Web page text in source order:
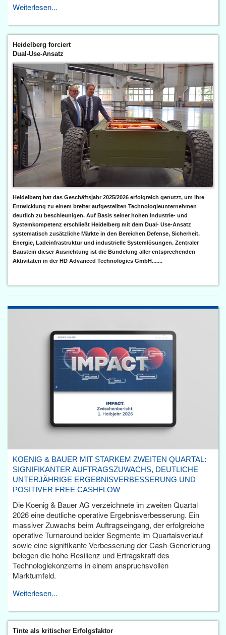
Weiterlesen...
Heidelberg forciert
Dual-Use-Ansatz
Heidelberg hat das Geschäftsjahr 2025/2026 erfolgreich genutzt, um ihre
Entwicklung zu einem breiter aufgestellten Technologieunternehmen
deutlich zu beschleunigen. Auf Basis seiner hohen Industrie- und
Systemkompetenz erschließt Heidelberg mit dem Dual- Use-Ansatz
systematisch zusätzliche Märkte in den Bereichen Defense, Sicherheit,
Energie, Ladeinfrastruktur und industrielle Systemlösungen. Zentraler
Baustein dieser Ausrichtung ist die Bündelung aller entsprechenden
Aktivitäten in der HD Advanced Technologies GmbH.......
KOENIG & BAUER MIT STARKEM ZWEITEN QUARTAL:
SIGNIFIKANTER AUFTRAGSZUWACHS, DEUTLICHE
UNTERJÄHRIGE ERGEBNISVERBESSERUNG UND
POSITIVER FREE CASHFLOW
Die Koenig & Bauer AG verzeichnete im zweiten Quartal
2026 eine deutliche operative Ergebnisverbesserung. Ein
massiver Zuwachs beim Auftragseingang, der erfolgreiche
operative Turnaround beider Segmente im Quartalsverlauf
sowie eine signifikante Verbesserung der Cash-Generierung
belegen die hohe Resilienz und Ertragskraft des
Technologiekonzerns in einem anspruchsvollen
Marktumfeld.
Weiterlesen...
Tinte als kritischer Erfolgsfaktor